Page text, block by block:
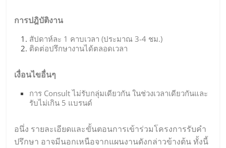
การปฎิบัติงาน
สัปดาห์ละ 1 คาบเวลา (ประมาณ 3-4 ชม.)
ติดต่อปรึกษางานได้ตลอดเวลา
เงื่อนไขอื่นๆ
การ Consult ไม่รับกลุ่มเดียวกัน ในช่วงเวลาเดียวกันและ
รับไม่เกิน 5 แบรนด์
อนึ่ง รายละเอียดและขั้นตอนการเข้าร่วมโครงการรับคำ
ปรึกษา อาจมีนอกเหนือจากแผนงานดังกล่าวข้างต้น ทั้งนี้